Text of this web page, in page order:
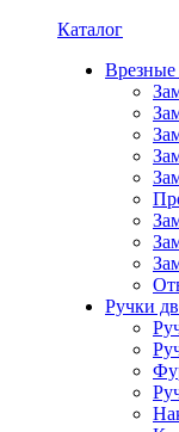
Каталог
Врезные
Ручки